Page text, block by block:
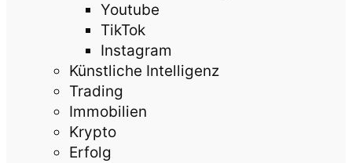
Youtube
TikTok
Instagram
Künstliche Intelligenz
Trading
Immobilien
Krypto
Erfolg